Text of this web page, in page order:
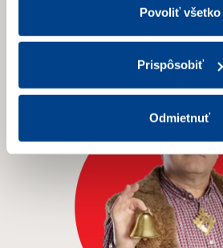
Viac informácií
spracúvania súborov cookies.
Povoliť všetko
Prispôsobiť
Odmietnuť
a získajte prehľad o
a aktuálnych